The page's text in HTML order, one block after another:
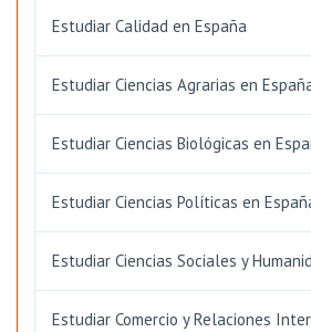
Estudiar Calidad en España
Estudiar Ciencias Agrarias en
Estudiar Ciencias Biológicas en
Estudiar Ciencias Políticas en
Estudiar Ciencias Sociales y
Estudiar Comercio y Relaciones